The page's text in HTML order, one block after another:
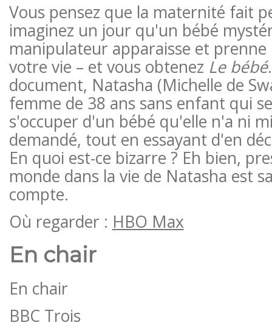
Vous pensez que la maternité fait
imaginez un jour qu'un bébé
manipulateur apparaisse et prenne
votre vie – et vous obtenez Le bébé
document, Natasha (Michelle de
femme de 38 ans sans enfant qui
s'occuper d'un bébé qu'elle n'a ni
demandé, tout en essayant d'en
En quoi est-ce bizarre ? Eh bien,
monde dans la vie de Natasha est
compte.
Où regarder : HBO Max
En chair
En chair
BBC Trois